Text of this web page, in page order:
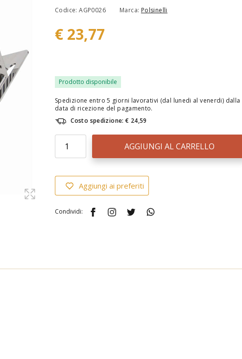
Codice: AGP0026 Marca: Polsinelli
€ 23,77
Prodotto disponibile
Spedizione entro 5 giorni lavorativi (dal lunedi al venerdi) dalla
data di ricezione del pagamento.
Costo spedizione: € 24,59
AGGIUNGI AL CARRELLO
Aggiungi ai preferiti
Condividi: